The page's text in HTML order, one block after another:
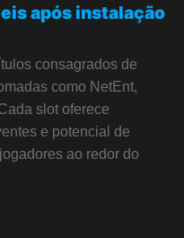
após instalação
consagrados de
como NetEnt,
slot oferece
e potencial de
ao redor do